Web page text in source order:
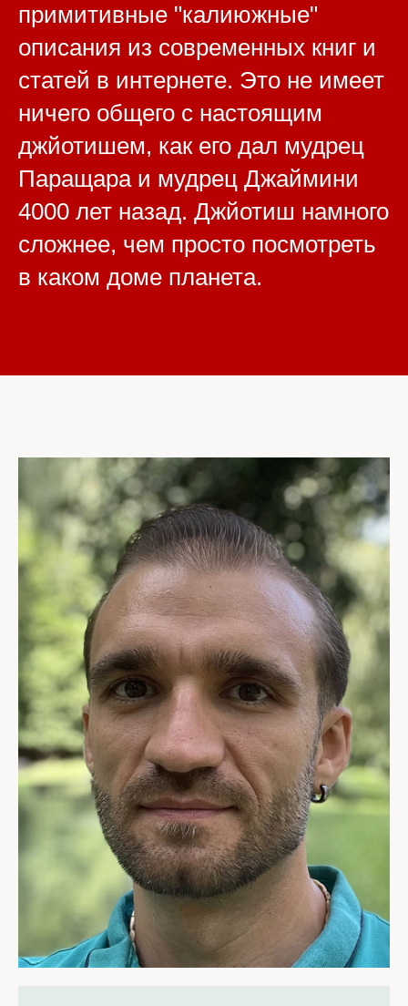
примитивные "калиюжные"
описания из современных книг и
статей в интернете. Это не имеет
ничего общего с настоящим
джйотишем, как его дал мудрец
Паращара и мудрец Джаймини
4000 лет назад. Джйотиш намного
сложнее, чем просто посмотреть
в каком доме планета.